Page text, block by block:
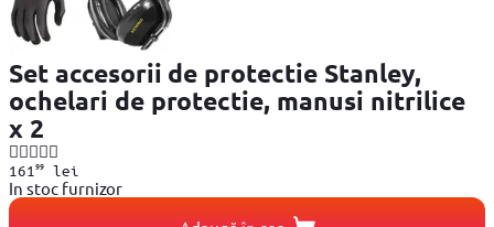
Set accesorii de protectie Stanley,
ochelari de protectie, manusi nitrilice
x 2
161 99lei
In stoc furnizor